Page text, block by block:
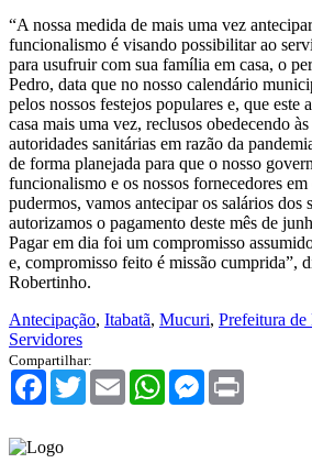
“A nossa medida de mais uma vez
funcionalismo é visando possibilitar ao
para usufruir com sua família em casa, o
Pedro, data que no nosso calendário
pelos nossos festejos populares e, que este
casa mais uma vez, reclusos obedecendo
autoridades sanitárias em razão da
de forma planejada para que o nosso
funcionalismo e os nossos fornecedores
pudermos, vamos antecipar os salários dos
autorizamos o pagamento deste mês de
Pagar em dia foi um compromisso
e, compromisso feito é missão cumprida”,
Robertinho.
Antecipação, Itabatã, Mucuri, Prefeitura
Servidores
Compartilhar:
Facebook
TwitterEmail WhatsAppMessenger